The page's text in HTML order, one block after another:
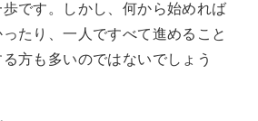
です。しかし、何から始めれば
たり、一人ですべて進めること
方も多いのではないでしょう